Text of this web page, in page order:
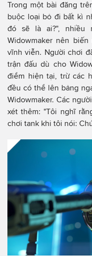
Trong một bài đăng
buộc loại bỏ đi bất kì
đó sẽ là ai?", nhiều
Widowmaker nên
vĩnh viễn. Người chơi
trận đấu dù cho
điểm hiện tại, trừ các
đều có thể lên bảng
Widowmaker. Các
xét thêm: "Tôi nghĩ
chơi tank khi tôi nói: